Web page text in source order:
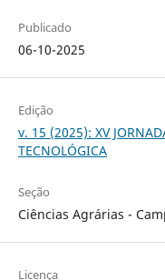
Publicado
06-10-2025
Edição
v. 15 (2025): XV
TECNOLÓGICA
Seção
Ciências Agrárias -
Licença